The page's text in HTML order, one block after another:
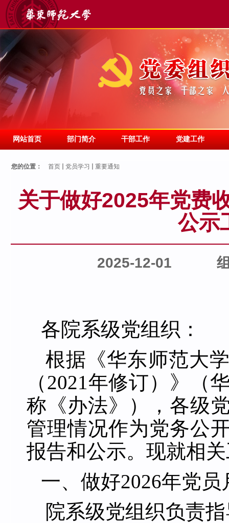
网站首页 部门简介 干部工作 党建工作
您的位置： 首页 党员学习 重要通知
关于做好2025年党费
公示
2025-12-01
各院系级党组织：
根据《华东师范大
（2021年修订）》（
称《办法》），各级
管理情况作为党务公
报告和公示。现就相
一、 做好2026年党员
院系级党组织负责